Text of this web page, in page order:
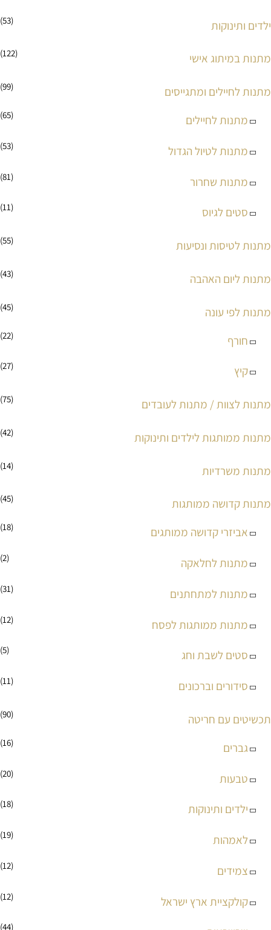
ילדים ותינוקות (53)
מתנות במיתוג אישי (122)
מתנות לחיילים ומתגייסים (99)
מתנות לחיילים (65)
מתנות לטיול הגדול (53)
מתנות שחרור (81)
סטים לגיוס (11)
מתנות לטיסות ונסיעות (55)
מתנות ליום האהבה (43)
מתנות לפי עונה (45)
חורף (22)
קיץ (27)
מתנות לצוות / מתנות לעובדים (75)
מתנות ממותגות לילדים ותינוקות (42)
מתנות משרדיות (14)
מתנות קדושה ממותגות (45)
אביזרי קדושה ממותגים (18)
מתנות לחלאקה (2)
מתנות למתחתנים (31)
מתנות ממותגות לפסח (12)
סטים לשבת וחג (5)
סידורים וברכונים (11)
תכשיטים עם חריטה (90)
גברים (16)
טבעות (20)
ילדים ותינוקות (18)
לאמהות (19)
צמידים (12)
קולקציית ארץ ישראל (12)
(44)